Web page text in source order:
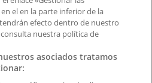
el en la parte inferior de la
efecto dentro de nuestro
nuestra política de
asociados tratamos